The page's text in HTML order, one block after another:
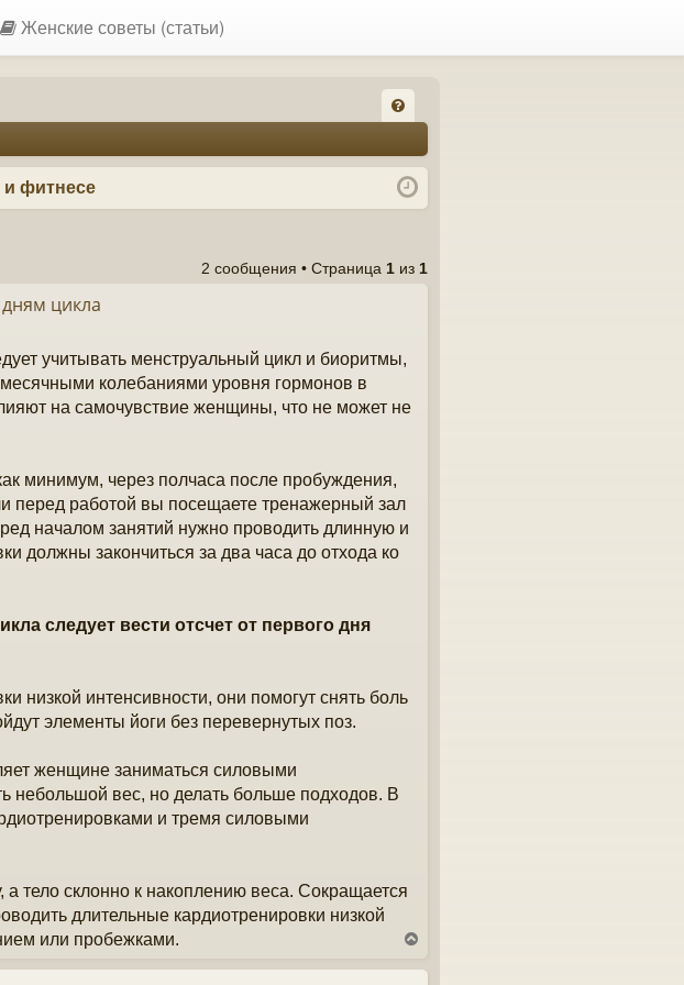
Женские советы (статьи)
Q
фитнесе
2 сообщения • Страница 1 из 1
цикла
учитывать менструальный цикл и биоритмы,
колебаниями уровня гормонов в
на самочувствие женщины, что не может не
минимум, через полчаса после пробуждения,
перед работой вы посещаете тренажерный зал
началом занятий нужно проводить длинную и
должны закончиться за два часа до отхода ко
следует вести отсчет от первого дня
низкой интенсивности, они помогут снять боль
элементы йоги без перевернутых поз.
женщине заниматься силовыми
небольшой вес, но делать больше подходов. В
и тремя силовыми
а тело склонно к накоплению веса. Сокращается
длительные кардиотренировки низкой
или пробежками.
р